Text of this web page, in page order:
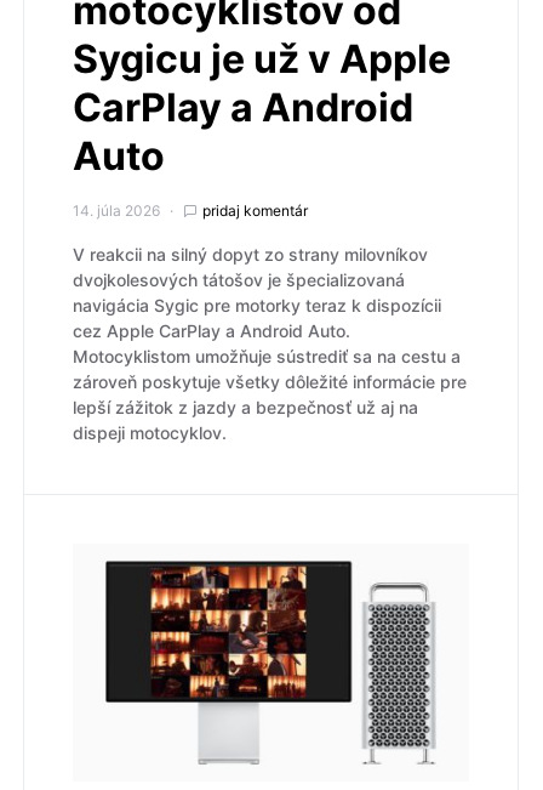
motocyklistov od
Sygicu je už v Apple
CarPlay a Android
Auto
14. júla 2026 pridaj komentár
V reakcii na silný dopyt zo strany milovníkov
dvojkolesových tátošov je špecializovaná
navigácia Sygic pre motorky teraz k dispozícii
cez Apple CarPlay a Android Auto.
Motocyklistom umožňuje sústrediť sa na cestu a
zároveň poskytuje všetky dôležité informácie pre
lepší zážitok z jazdy a bezpečnosť už aj na
dispeji motocyklov.